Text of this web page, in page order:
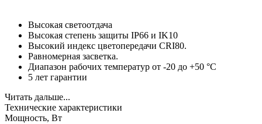
Высокая светоотдача
Высокая степень защиты IP66 и IK10
Высокий индекс цветопередачи CRI80.
Равномерная засветка.
Диапазон рабочих температур от -20 до +50 °C
5 лет гарантии
Читать дальше...
Технические характеристики
Мощность, Вт